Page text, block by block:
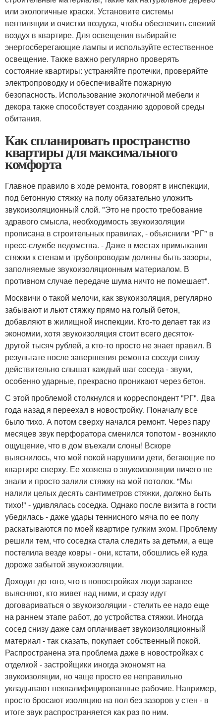
или экологичные краски. Установите системы
вентиляции и очистки воздуха, чтобы обеспечить свежий
воздух в квартире. Для освещения выбирайте
энергосберегающие лампы и используйте естественное
освещение. Также важно регулярно проверять
состояние квартиры: устраняйте протечки, проверяйте
электропроводку и обеспечивайте пожарную
безопасность. Использование экологичной мебели и
декора также способствует созданию здоровой среды
обитания.
Как спланировать пространство
квартиры для максимального
комфорта
Главное правило в ходе ремонта, говорят в инспекции,
под бетонную стяжку на полу обязательно уложить
звукоизоляционный слой. "Это не просто требование
здравого смысла, необходимость звукоизоляции
прописана в строительных правилах, - объяснили "РГ" в
пресс-службе ведомства. - Даже в местах примыкания
стяжки к стенам и трубопроводам должны быть зазоры,
заполняемые звукоизоляционным материалом. В
противном случае передаче шума ничто не помешает".
Москвичи о такой мелочи, как звукоизоляция, регулярно
забывают и льют стяжку прямо на голый бетон,
добавляют в жилищной инспекции. Кто-то делает так из
экономии, хотя звукоизоляция стоит всего десяток-
другой тысяч рублей, а кто-то просто не знает правил. В
результате после завершения ремонта соседи снизу
действительно слышат каждый шаг соседа - звуки,
особенно ударные, прекрасно проникают через бетон.
С этой проблемой столкнулся и корреспондент "РГ". Два
года назад я переехал в новостройку. Поначалу все
было тихо. А потом сверху начался ремонт. Через пару
месяцев звук перфоратора сменился топотом - возникло
ощущение, что в дом въехали слоны! Вскоре
выяснилось, что мой покой нарушили дети, бегающие по
квартире сверху. Ее хозяева о звукоизоляции ничего не
знали и просто залили стяжку на мой потолок. "Мы
налили целых десять сантиметров стяжки, должно быть
тихо!" - удивлялась соседка. Однако после визита в гости
убедилась - даже удары теннисного мяча по ее полу
раскатываются по моей квартире гулким эхом. Проблему
решили тем, что соседка стала следить за детьми, а еще
постелила везде ковры - они, кстати, обошлись ей куда
дороже забытой звукоизоляции.
Доходит до того, что в новостройках люди заранее
выясняют, кто живет над ними, и сразу идут
договариваться о звукоизоляции - стелить ее надо еще
на раннем этапе работ, до устройства стяжки. Иногда
сосед снизу даже сам оплачивает звукоизоляционный
материал - так сказать, покупает собственный покой.
Распространена эта проблема даже в новостройках с
отделкой - застройщики иногда экономят на
звукоизоляции, но чаще просто ее неправильно
укладывают неквалифицированные рабочие. Например,
просто бросают изоляцию на пол без зазоров у стен - в
итоге звук распространяется как раз по ним.